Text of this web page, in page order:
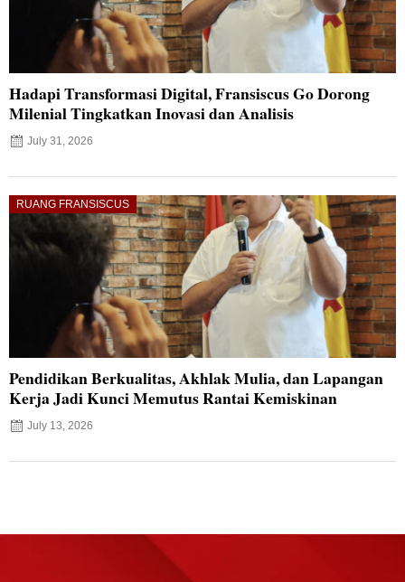
Hadapi Transformasi Digital, Fransiscus Go Dorong
Milenial Tingkatkan Inovasi dan Analisis
July 31, 2026
RUANG FRANSISCUS
Pendidikan Berkualitas, Akhlak Mulia, dan Lapangan
Kerja Jadi Kunci Memutus Rantai Kemiskinan
July 13, 2026